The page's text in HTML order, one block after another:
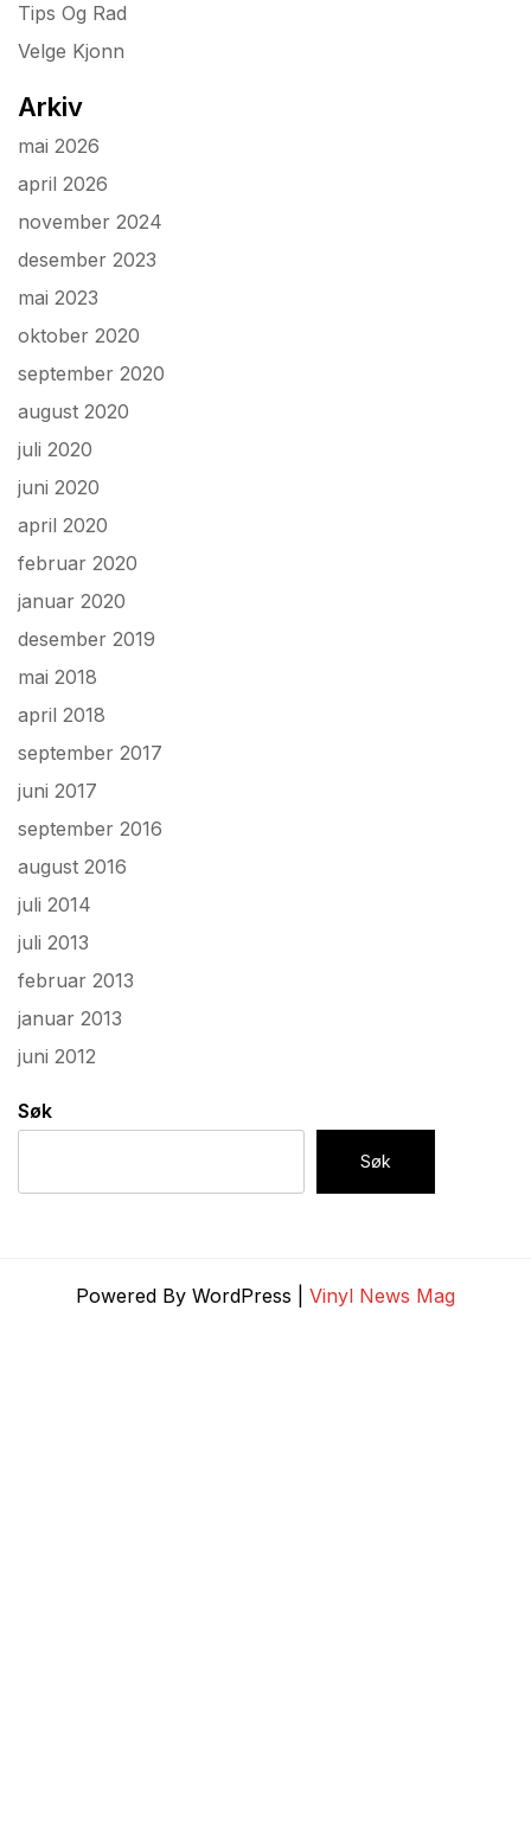
Tips Og Rad
Velge Kjonn
Arkiv
mai 2026
april 2026
november 2024
desember 2023
mai 2023
oktober 2020
september 2020
august 2020
juli 2020
juni 2020
april 2020
februar 2020
januar 2020
desember 2019
mai 2018
april 2018
september 2017
juni 2017
september 2016
august 2016
juli 2014
juli 2013
februar 2013
januar 2013
juni 2012
Søk
Søk
Powered By WordPress | Vinyl News Mag